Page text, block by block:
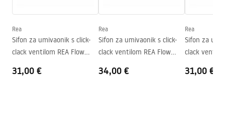
Oblik
Otvor za slavinu
NE
Rea
Sifon za umivaonik s click-
clack ventilom REA Flow
31,00 €
Rea
Sifon za umivaonik s click-
clack ventilom REA Flow
34,00 €
Rea
Sifon za
clack
31,00 €